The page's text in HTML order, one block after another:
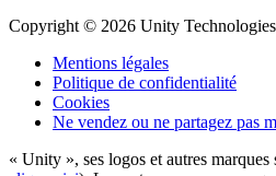
Copyright © 2026 Unity Technologies
Mentions légales
Politique de confidentialité
Cookies
Ne vendez ou ne partagez pas
« Unity », ses logos et autres